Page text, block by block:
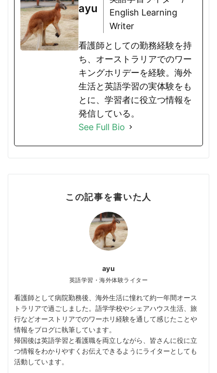
ayu
English Learning
Writer
看護師としての勤務経験を持
ち、オーストラリアでのワー
キングホリデーを経験。海外
生活と英語学習の実体験をも
とに、学習者に役立つ情報を
発信している。
See Full Bio
この記事を書いた人
ayu
英語学習・海外体験ライター
看護師として病院勤務後、海外生活に憧れて約一年間オース
トラリアで過ごしました。語学学校やシェアハウス生活、旅
行などオーストリアでのワーホリ経験を通して感じたことや
情報をブログに執筆しています。
帰国後は英語学習と看護職を両立しながら、皆さんに役に立
つ情報をわかりやすくお伝えできるようにライターとしても
活動しています。